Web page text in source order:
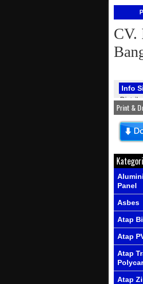
CV.
Info
Info
Print &
Kategori
Panel
Asbes
Atap
Atap
Atap
Atap